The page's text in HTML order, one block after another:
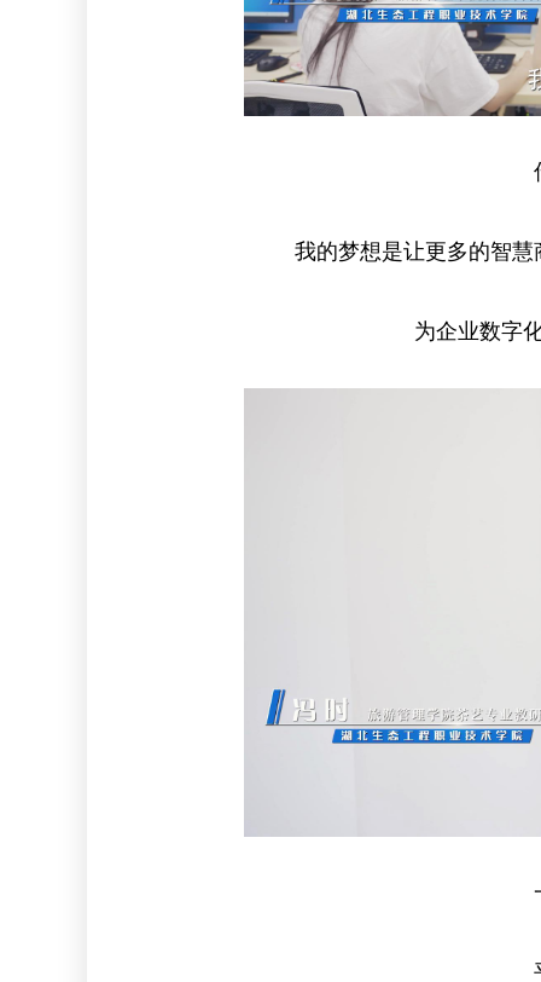
我的梦想是让更多的智
为企业数字